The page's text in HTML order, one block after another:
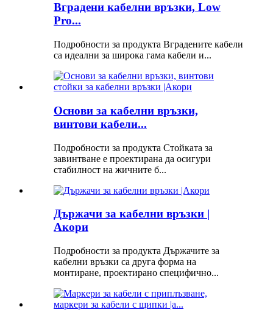
Вградени кабелни връзки, Low
Pro...
Подробности за продукта Вградените кабели
са идеални за широка гама кабели и...
Основи за кабелни връзки,
винтови кабели...
Подробности за продукта Стойката за
завинтване е проектирана да осигури
стабилност на жичните б...
Държачи за кабелни връзки |
Акори
Подробности за продукта Държачите за
кабелни връзки са друга форма на
монтиране, проектирано специфично...